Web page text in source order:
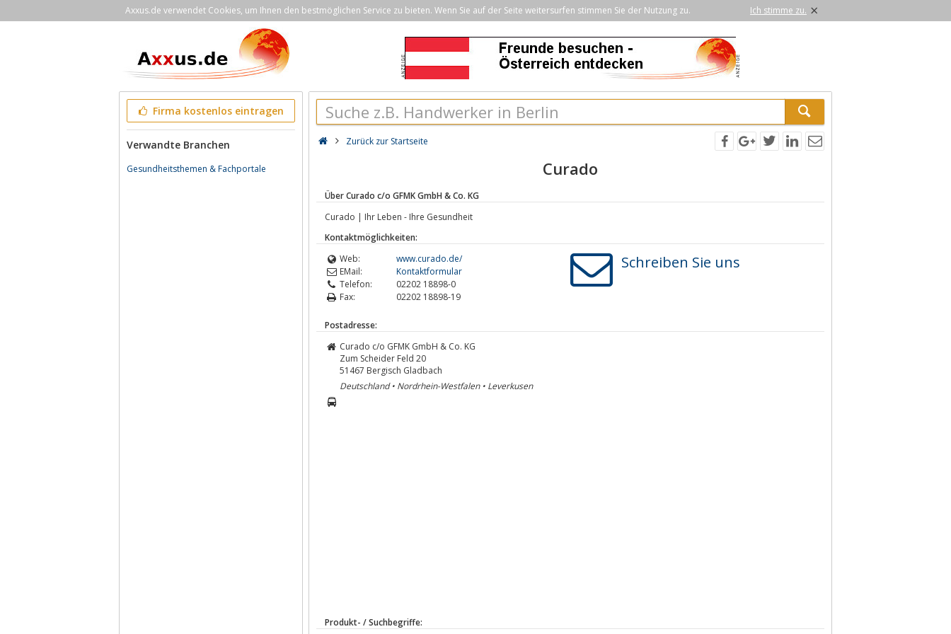
Axxus.de verwendet Cookies, um Ihnen den bestmöglichen Service zu bieten. Wenn Sie auf der Seite weitersurfen stimmen Sie der Nutzung zu. Ich stimme zu. ×
Firma kostenlos eintragen
Verwandte Branchen
Gesundheitsthemen & Fachportale
Zurück zur Startseite
Curado
Über Curado c/o GFMK GmbH & Co. KG
Curado | Ihr Leben - Ihre Gesundheit
Kontaktmöglichkeiten:
Web:
www.curado.de/
EMail:
Kontaktformular
Telefon:
02202 18898-0
Fax:
02202 18898-19
Schreiben Sie uns
Postadresse:
Curado c/o GFMK GmbH & Co. KG
Zum Scheider Feld 20
51467 Bergisch Gladbach
Deutschland • Nordrhein-Westfalen • Leverkusen
Produkt- / Suchbegriffe: